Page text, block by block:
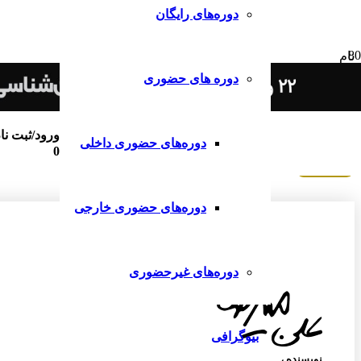
دوره‌های رایگان
دوره های حضوری
دوره‌های حضوری داخلی
دوره‌های حضوری خارجی
دوره‌های غیرحضوری
بیوگرافی
ورود/ثبت
0
نام
نام خانوادگی